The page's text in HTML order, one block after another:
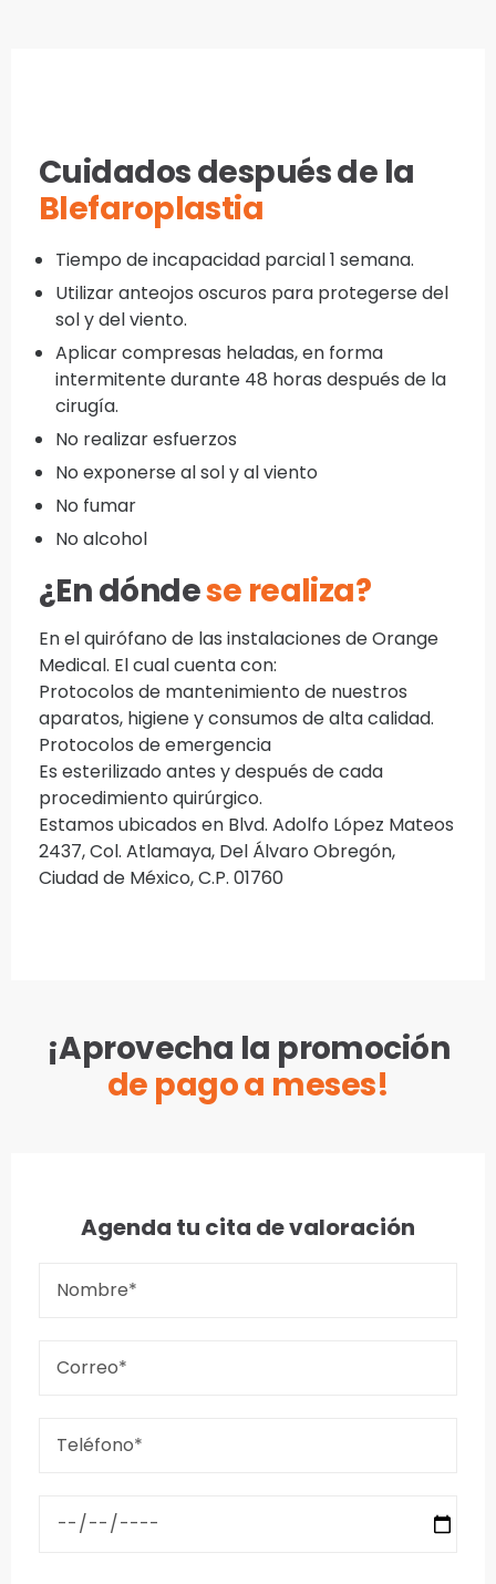
Cuidados después de la
Blefaroplastia
Tiempo de incapacidad parcial 1 semana.
Utilizar anteojos oscuros para protegerse del
sol y del viento.
Aplicar compresas heladas, en forma
intermitente durante 48 horas después de la
cirugía.
No realizar esfuerzos
No exponerse al sol y al viento
No fumar
No alcohol
¿En dóndese realiza?
En el quirófano de las instalaciones de Orange
Medical. El cual cuenta con:
Protocolos de mantenimiento de nuestros
aparatos, higiene y consumos de alta calidad.
Protocolos de emergencia
Es esterilizado antes y después de cada
procedimiento quirúrgico.
Estamos ubicados en Blvd. Adolfo López Mateos
2437, Col. Atlamaya, Del Álvaro Obregón,
Ciudad de México, C.P. 01760
¡Aprovecha la promoción
de pago a meses!
Agenda tu cita de valoración